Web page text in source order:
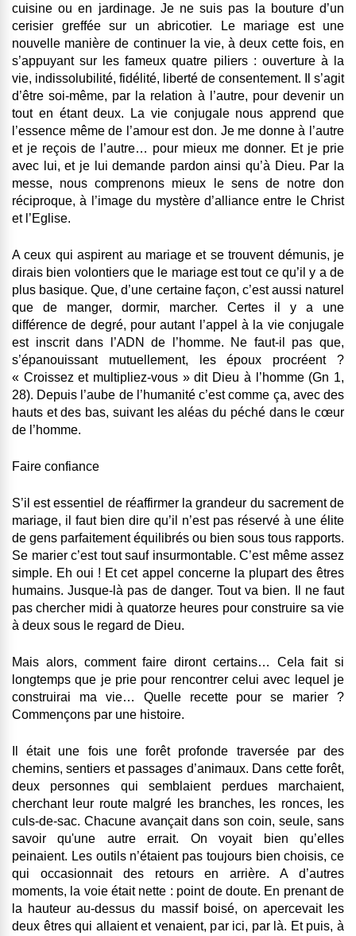
cuisine ou en jardinage. Je ne suis pas la bouture d’un
cerisier greffée sur un abricotier. Le mariage est une
nouvelle manière de continuer la vie, à deux cette fois, en
s’appuyant sur les fameux quatre piliers : ouverture à la
vie, indissolubilité, fidélité, liberté de consentement. Il s’agit
d’être soi-même, par la relation à l’autre, pour devenir un
tout en étant deux. La vie conjugale nous apprend que
l’essence même de l’amour est don. Je me donne à l’autre
et je reçois de l’autre… pour mieux me donner. Et je prie
avec lui, et je lui demande pardon ainsi qu’à Dieu. Par la
messe, nous comprenons mieux le sens de notre don
réciproque, à l’image du mystère d’alliance entre le Christ
et l’Eglise.
A ceux qui aspirent au mariage et se trouvent démunis, je
dirais bien volontiers que le mariage est tout ce qu’il y a de
plus basique. Que, d’une certaine façon, c’est aussi naturel
que de manger, dormir, marcher. Certes il y a une
différence de degré, pour autant l’appel à la vie conjugale
est inscrit dans l’ADN de l’homme. Ne faut-il pas que,
s’épanouissant mutuellement, les époux procréent ?
« Croissez et multipliez-vous » dit Dieu à l’homme (Gn 1,
28). Depuis l’aube de l’humanité c’est comme ça, avec des
hauts et des bas, suivant les aléas du péché dans le cœur
de l’homme.
Faire confiance
S’il est essentiel de réaffirmer la grandeur du sacrement de
mariage, il faut bien dire qu’il n’est pas réservé à une élite
de gens parfaitement équilibrés ou bien sous tous rapports.
Se marier c’est tout sauf insurmontable. C’est même assez
simple. Eh oui ! Et cet appel concerne la plupart des êtres
humains. Jusque-là pas de danger. Tout va bien. Il ne faut
pas chercher midi à quatorze heures pour construire sa vie
à deux sous le regard de Dieu.
Mais alors, comment faire diront certains… Cela fait si
longtemps que je prie pour rencontrer celui avec lequel je
construirai ma vie… Quelle recette pour se marier ?
Commençons par une histoire.
Il était une fois une forêt profonde traversée par des
chemins, sentiers et passages d’animaux. Dans cette forêt,
deux personnes qui semblaient perdues marchaient,
cherchant leur route malgré les branches, les ronces, les
culs-de-sac. Chacune avançait dans son coin, seule, sans
savoir qu'une autre errait. On voyait bien qu’elles
peinaient. Les outils n’étaient pas toujours bien choisis, ce
qui occasionnait des retours en arrière. A d’autres
moments, la voie était nette : point de doute. En prenant de
la hauteur au-dessus du massif boisé, on apercevait les
deux êtres qui allaient et venaient, par ici, par là. Et puis, à